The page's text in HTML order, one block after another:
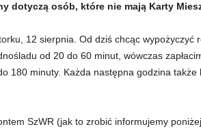
dotyczą osób, które nie mają Karty
12 sierpnia. Od dziś chcąc wypożyczyć
od 20 do 60 minut, wówczas
180 minuty. Każda następna godzina także
SzWR (jak to zrobić informujemy